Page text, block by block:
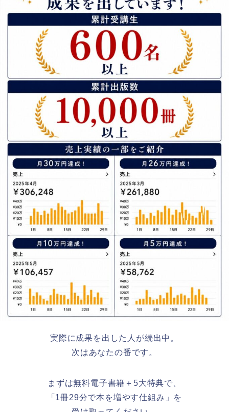
実際に成果を出した人が続出中。
次はあなたの番です。
まずは無料電子書籍＋5大特典で、
「1冊29分で本を増やす仕組み」を